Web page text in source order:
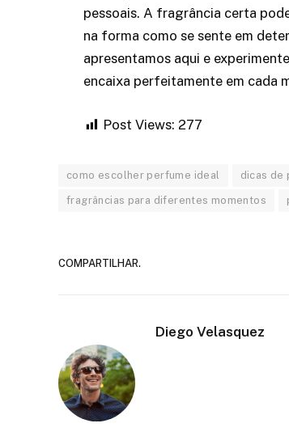
pessoais. A fragrância certa
na forma como se sente em
apresentamos aqui e
encaixa perfeitamente em cada
Post Views: 277
como escolher perfume ideal dicas de
fragrâncias para diferentes momentos
COMPARTILHAR.
Diego Velasquez